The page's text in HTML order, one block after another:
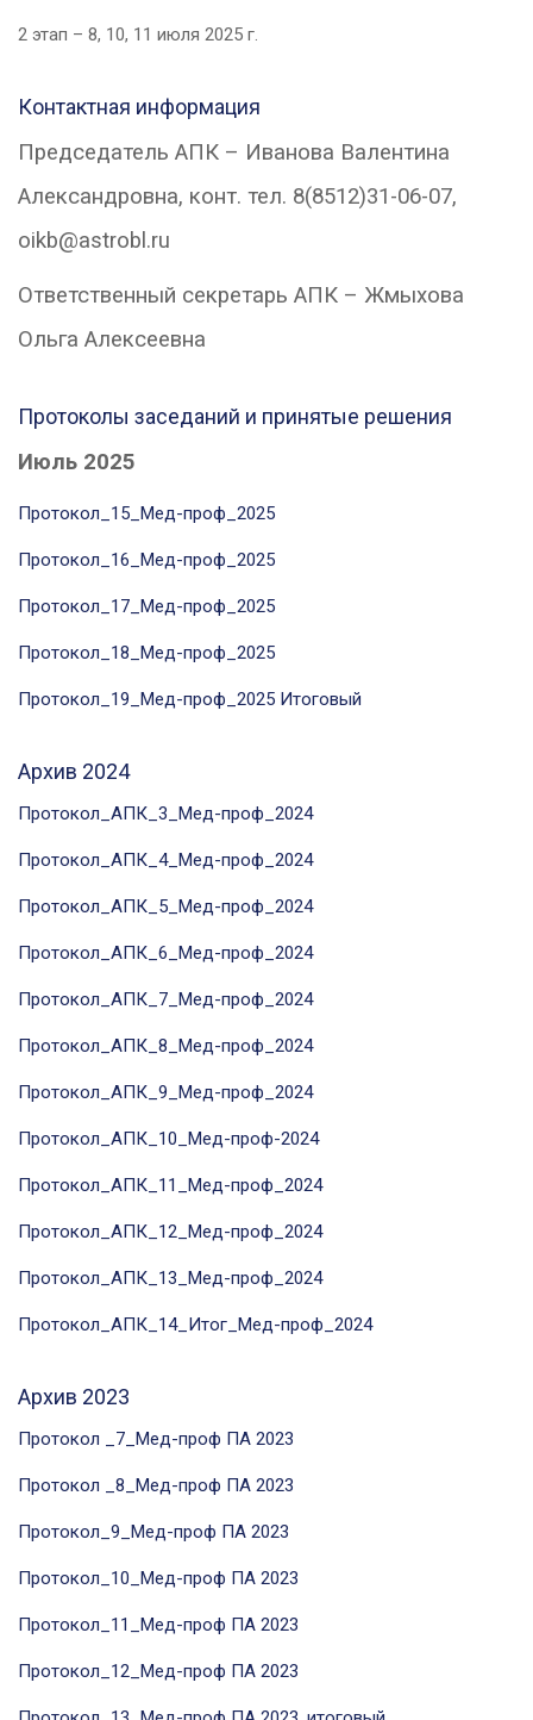
2 этап – 8, 10, 11 июля 2025 г.
Контактная информация
Председатель АПК – Иванова Валентина
Александровна, конт. тел. 8(8512)31-06-07,
oikb@astrobl.ru
Ответственный секретарь АПК – Жмыхова
Ольга Алексеевна
Протоколы заседаний и принятые решения
Июль 2025
Протокол_15_Мед-проф_2025
Протокол_16_Мед-проф_2025
Протокол_17_Мед-проф_2025
Протокол_18_Мед-проф_2025
Протокол_19_Мед-проф_2025 Итоговый
Архив 2024
Протокол_АПК_3_Мед-проф_2024
Протокол_АПК_4_Мед-проф_2024
Протокол_АПК_5_Мед-проф_2024
Протокол_АПК_6_Мед-проф_2024
Протокол_АПК_7_Мед-проф_2024
Протокол_АПК_8_Мед-проф_2024
Протокол_АПК_9_Мед-проф_2024
Протокол_АПК_10_Мед-проф-2024
Протокол_АПК_11_Мед-проф_2024
Протокол_АПК_12_Мед-проф_2024
Протокол_АПК_13_Мед-проф_2024
Протокол_АПК_14_Итог_Мед-проф_2024
Архив 2023
Протокол _7_Мед-проф ПА 2023
Протокол _8_Мед-проф ПА 2023
Протокол_9_Мед-проф ПА 2023
Протокол_10_Мед-проф ПА 2023
Протокол_11_Мед-проф ПА 2023
Протокол_12_Мед-проф ПА 2023